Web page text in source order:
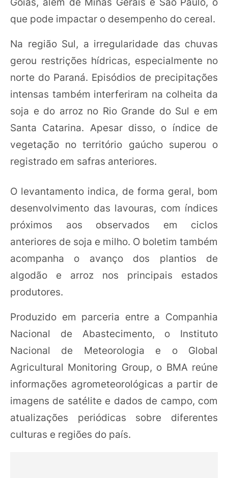
que pode impactar o desempenho do cereal.
Na região Sul, a irregularidade das chuvas
gerou restrições hídricas, especialmente no
norte do Paraná. Episódios de precipitações
intensas também interferiram na colheita da
soja e do arroz no Rio Grande do Sul e em
Santa Catarina. Apesar disso, o índice de
vegetação no território gaúcho superou o
registrado em safras anteriores.
O levantamento indica, de forma geral, bom
desenvolvimento das lavouras, com índices
próximos aos observados em ciclos
anteriores de soja e milho. O boletim também
acompanha o avanço dos plantios de
algodão e arroz nos principais estados
produtores.
Produzido em parceria entre a Companhia
Nacional de Abastecimento, o Instituto
Nacional de Meteorologia e o Global
Agricultural Monitoring Group, o BMA reúne
informações agrometeorológicas a partir de
imagens de satélite e dados de campo, com
atualizações periódicas sobre diferentes
culturas e regiões do país.